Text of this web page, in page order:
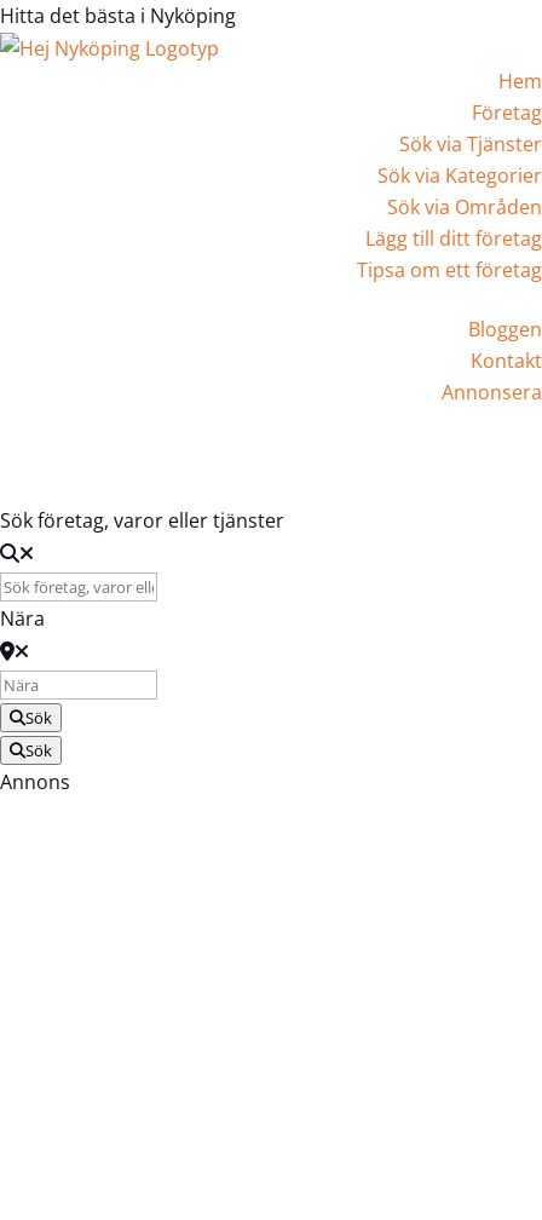
Hitta det bästa i Nyköping
Hem
Företag
Sök via Tjänster
Sök via Kategorier
Sök via Områden
Lägg till ditt företag
Tipsa om ett företag
Bloggen
Kontakt
Annonsera
Sök företag, varor eller tjänster
Nära
Sök
Sök
Annons